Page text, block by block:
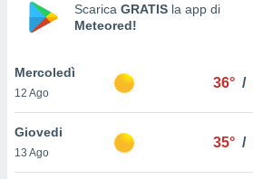
nella
cookie
il tuo
in
Scarica GRATIS la app di
Meteored!
Mercoledì
12 Ago
36° /
Giovedi
13 Ago
35° /